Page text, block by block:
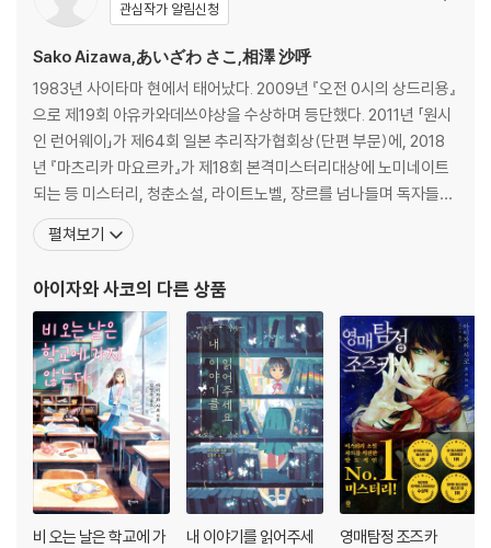
관심작가 알림신청
Sako Aizawa,あいざわ さこ,相澤 沙呼
1983년 사이타마 현에서 태어났다. 2009년 『오전 0시의 상드리용』
으로 제19회 아유카와데쓰야상을 수상하며 등단했다. 2011년 「원시
인 런어웨이」가 제64회 일본 추리작가협회상(단편 부문)에, 2018
년 『마츠리카 마요르카』가 제18회 본격미스터리대상에 노미네이트
되는 등 미스터리, 청춘소설, 라이트노벨, 장르를 넘나들며 독자들을
사로잡고 있다. 특히 청춘소설 『소설의 신』은 출간 즉시 열렬한 지지
를 받으며 영화로도 제작되었다. 2019년, 데뷔 10년 차에 발표한 『영
카’와 논리적이고 합리적 추론을
펼쳐보기
아이자와 사코의 다른 상품
비 오는 날은 학교에 가
내 이야기를 읽어주세
영매탐정 조즈카